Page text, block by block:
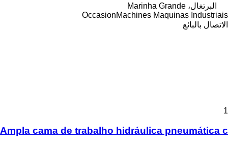
البرتغال، Marinha Grande
OccasionMachines Maquinas Industriais
الاتصال بالبائع
1
Ampla cama de trabalho hidráulica pneumática c